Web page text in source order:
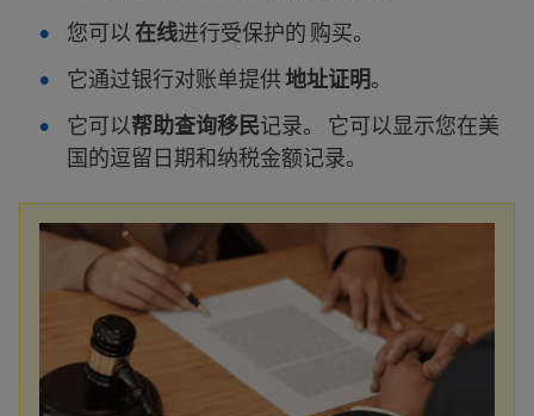
您可以 在线进行受保护的 购买。
它通过银行对账单提供地址证明。
它可以帮助查询移民记录。 它可以显示您在美
国的逗留日期和纳税金额记录。